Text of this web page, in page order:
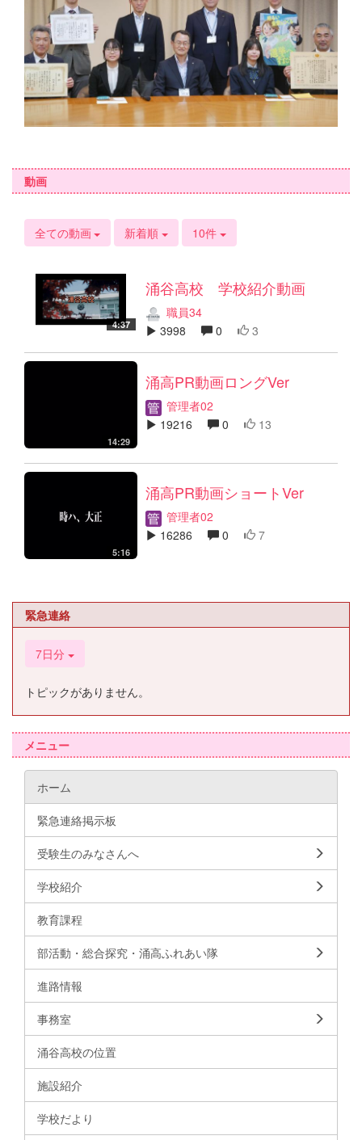
動画
全ての動画 新着順 10件
4:37
涌谷高校 学校紹介動画
職員34
3998
0 3
14:29
涌高PR動画ロングVer
管理者02
19216
0 13
5:16
涌高PR動画ショートVer
管理者02
16286
0 7
緊急連絡
7日分
トピックがありません。
メニュー
ホーム
緊急連絡掲示板
受験生のみなさんへ
学校紹介
教育課程
部活動・総合探究・涌高ふれあい隊
進路情報
事務室
涌谷高校の位置
施設紹介
学校だより